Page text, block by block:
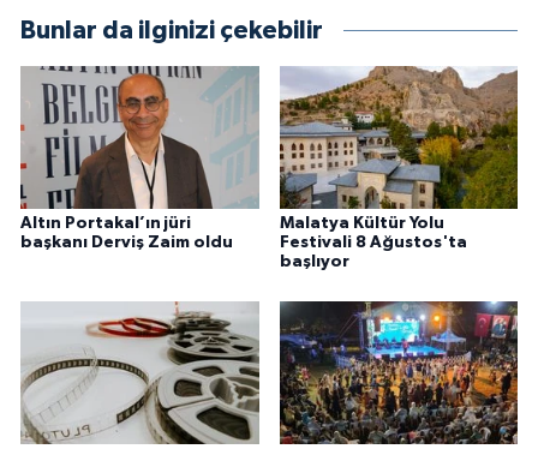
Bunlar da ilginizi çekebilir
Altın Portakal’ın jüri
başkanı Derviş Zaim oldu
Malatya Kültür Yolu
Festivali 8 Ağustos'ta
başlıyor